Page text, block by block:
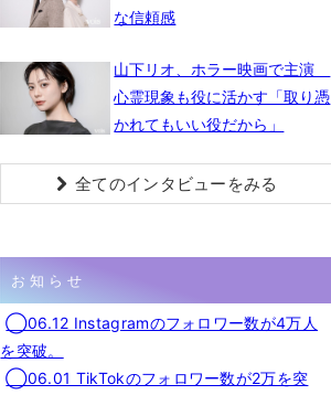
な信頼感
山下リオ、ホラー映画で主演
心霊現象も役に活かす「取り憑
かれてもいい役だから」
全てのインタビューをみる
お知らせ
◯06.12 Instagramのフォロワー数が4万人
を突破。
◯06.01 TikTokのフォロワー数が2万を突